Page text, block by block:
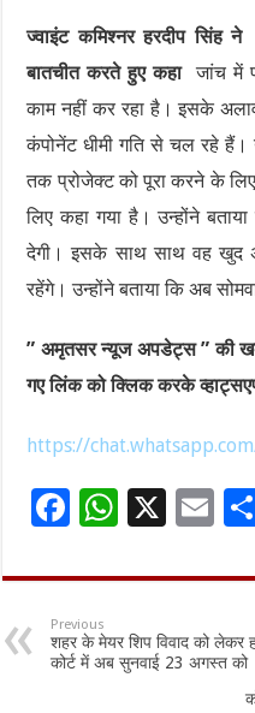
ज्वाइंट कमिश्नर हरदीप
बातचीत करते हुए कहाजांच में
काम नहीं कर रहा है। इसके
कंपोनेंट धीमी गति से चल रहे
तक प्रोजेक्ट को पूरा करने के
लिए कहा गया है। उन्होंने
देगी। इसके साथ साथ वह खुद
रहेंगे। उन्होंने बताया कि अब
” अमृतसर न्यूज अपडेट्स ” की
गए लिंक को क्लिक करके
https://
F
e
b
o
W
at
sA
p
X
E
ai
l
Previous
शहर के मेयर शिप विवाद को लेकर
कोर्ट में अब सुनवाई 23 अगस्त को